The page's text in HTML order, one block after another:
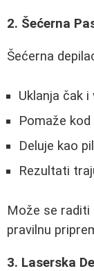
2. Šećerna
Šećerna
Uklanja čak
Pomaže
Deluje kao
Rezultati
Može se raditi
pravilnu
3. Laserska